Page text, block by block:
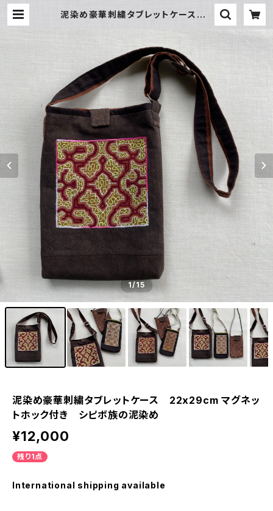
泥染め豪華刺繍タブレットケース 2
ピボ族の泥染めとバッグと雑貨
1/15
泥染め豪華刺繍タブレットケース 22x29cm マグネッ
トホック付き シピボ族の泥染め
¥12,000
残り1点
International shipping available